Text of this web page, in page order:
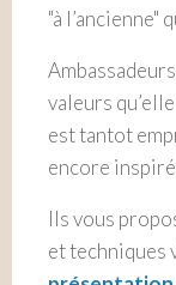
"à l’ancienne"
valeurs
est tantot
encore
Ils vous
et techniques